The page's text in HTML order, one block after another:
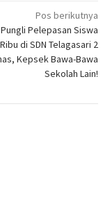
Pos berikutnya
Pelepasan Siswa
di SDN Telagasari 2
Kepsek Bawa-Bawa
Sekolah Lain!